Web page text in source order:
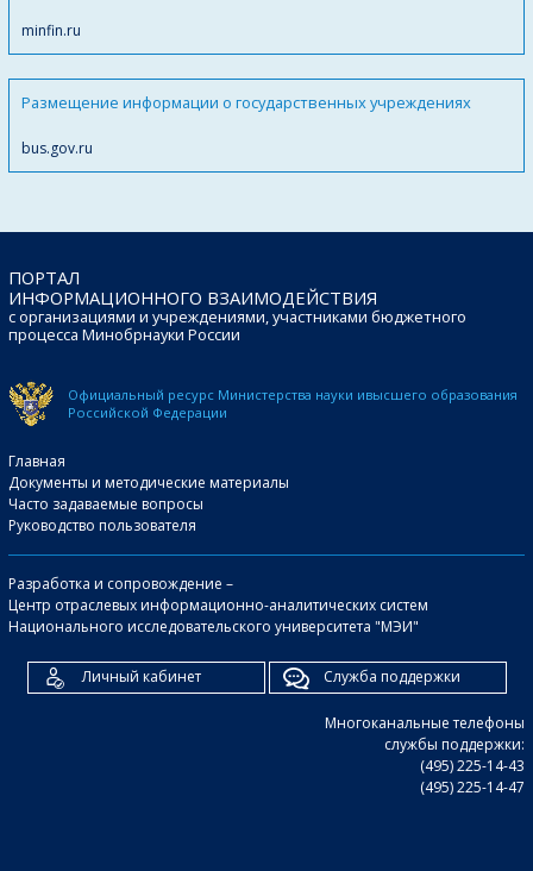
minfin.ru
Размещение информации о государственных учреждениях
bus.gov.ru
ПОРТАЛ
ИНФОРМАЦИОННОГО ВЗАИМОДЕЙСТВИЯ
с организациями и учреждениями, участниками бюджетного
процесса Минобрнауки России
Официальный ресурс Министерства науки ивысшего образования
Российской Федерации
Главная
Документы и методические материалы
Часто задаваемые вопросы
Руководство пользователя
Разработка и сопровождение –
Центр отраслевых информационно-аналитических систем
Национального исследовательского университета "МЭИ"
Личный кабинет Служба поддержки
Многоканальные телефоны
службы поддержки:
(495) 225-14-43
(495) 225-14-47